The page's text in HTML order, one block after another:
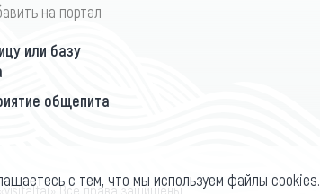
на портал
или базу
общепита
Все права защищены.
с тем, что мы используем файлы cookies.